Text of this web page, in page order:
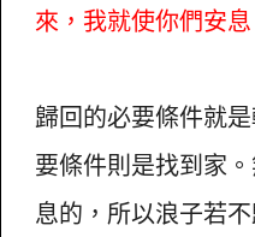
來，我就使你們安息
歸回的必要條件就
要條件則是找到家
息的，所以浪子若